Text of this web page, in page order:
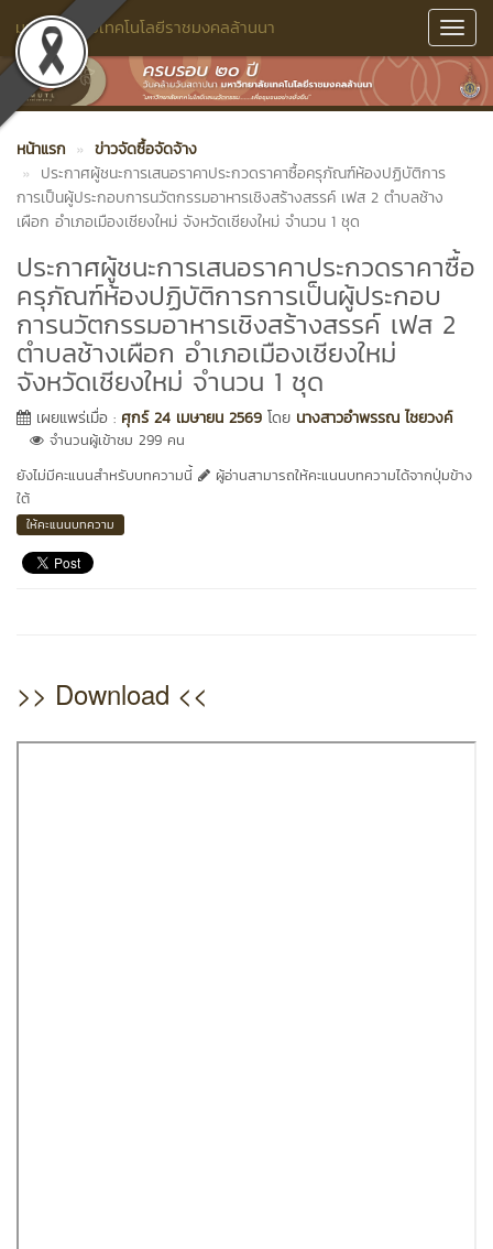
มหาวิทยาลัยเทคโนโลยีราชมงคลล้านนา
หน้าแรก
ข่าวจัดซื้อจัดจ้าง
ประกาศผู้ชนะการเสนอราคาประกวดราคาซื้อครุภัณฑ์ห้องปฏิบัติการ
การเป็นผู้ประกอบการนวัตกรรมอาหารเชิงสร้างสรรค์ เฟส 2 ตำบลช้าง
เผือก อำเภอเมืองเชียงใหม่ จังหวัดเชียงใหม่ จำนวน 1 ชุด
ประกาศผู้ชนะการเสนอราคาประกวดราคาซื้อ
ครุภัณฑ์ห้องปฏิบัติการการเป็นผู้ประกอบ
การนวัตกรรมอาหารเชิงสร้างสรรค์ เฟส 2
ตำบลช้างเผือก อำเภอเมืองเชียงใหม่
จังหวัดเชียงใหม่ จำนวน 1 ชุด
เผยแพร่เมื่อ : ศุกร์ 24 เมษายน 2569 โดย นางสาวอำพรรณ ไชยวงค์
จำนวนผู้เข้าชม 299 คน
ยังไม่มีคะแนนสำหรับบทความนี้
ผู้อ่านสามารถให้คะแนนบทความได้จากปุ่มข้าง
ใต้
ให้คะแนนบทความ
>> Download <<